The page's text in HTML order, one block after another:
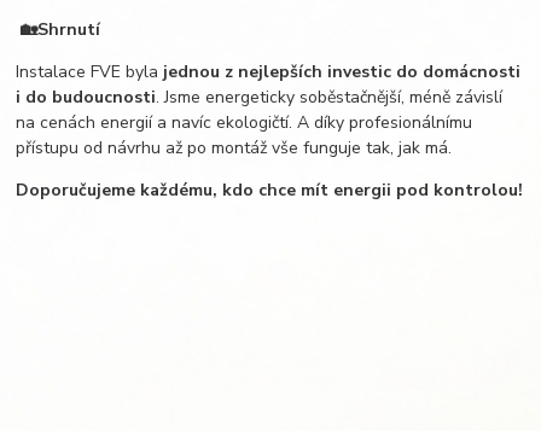
🏡Shrnutí
Instalace FVE byla jednou z nejlepších investic do domácnosti
i do budoucnosti. Jsme energeticky soběstačnější, méně závislí
na cenách energií a navíc ekologičtí. A díky profesionálnímu
přístupu od návrhu až po montáž vše funguje tak, jak má.
Doporučujeme každému, kdo chce mít energii pod kontrolou!